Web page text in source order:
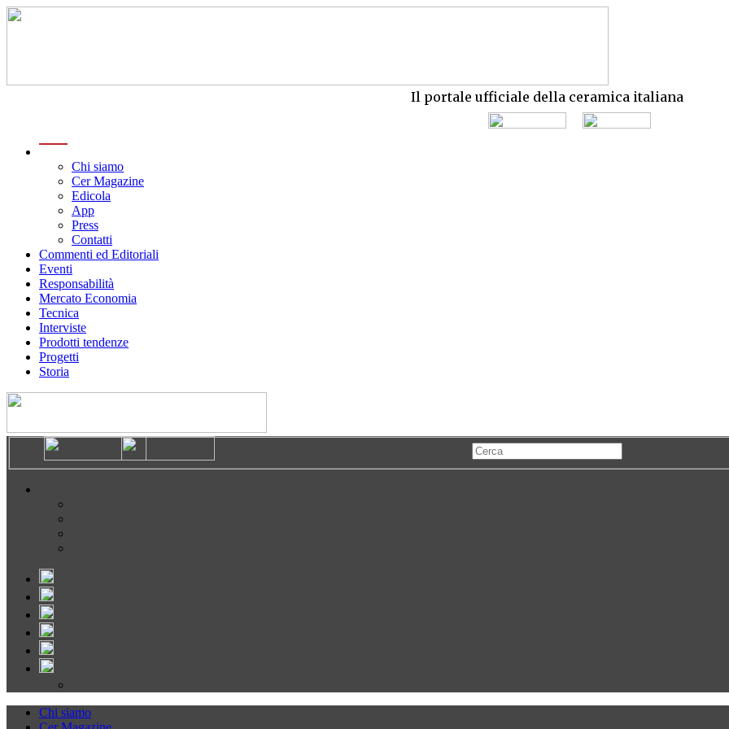
Il portale ufficiale della ceramica italiana
Chi siamo
Cer Magazine
Edicola
App
Press
Contatti
Commenti ed Editoriali
Eventi
Responsabilità
Mercato Economia
Tecnica
Interviste
Prodotti tendenze
Progetti
Storia
Chi siamo